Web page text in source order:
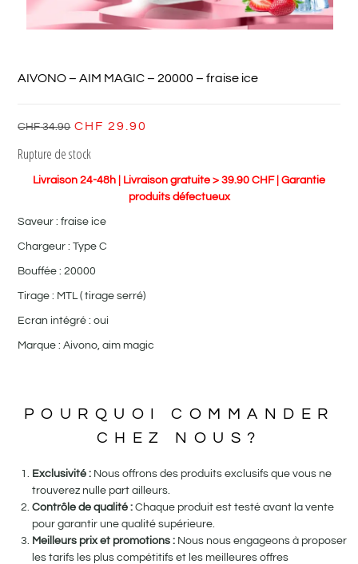
AIVONO – AIM MAGIC – 20000 – fraise ice
CHF34.90 CHF 29.90
Rupture de stock
Livraison 24-48h | Livraison gratuite > 39.90 CHF | Garantie
produits défectueux
Saveur : fraise ice
Chargeur : Type C
Bouffée : 20000
Tirage : MTL ( tirage serré)
Ecran intégré : oui
Marque : Aivono, aim magic
POURQUOI COMMANDER
CHEZ NOUS?
Exclusivité : Nous offrons des produits exclusifs que vous ne
trouverez nulle part ailleurs.
Contrôle de qualité : Chaque produit est testé avant la vente
pour garantir une qualité supérieure.
Meilleurs prix et promotions : Nous nous engageons à proposer
les tarifs les plus compétitifs et les meilleures offres